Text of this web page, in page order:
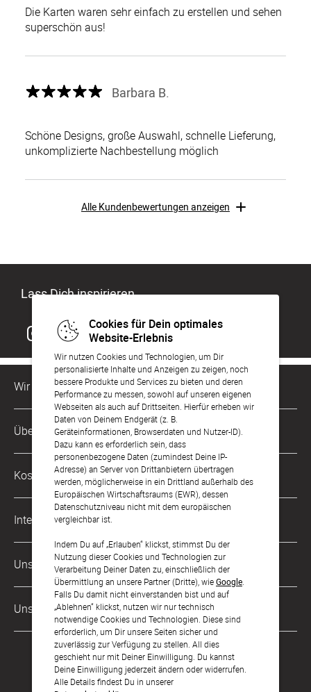
Cookies für Dein optimales
Website-Erlebnis
Wir nutzen Cookies und Technologien, um Dir
personalisierte Inhalte und Anzeigen zu zeigen, noch
bessere Produkte und Services zu bieten und deren
Performance zu messen, sowohl auf unseren eigenen
Webseiten als auch auf Drittseiten. Hierfür erheben wir
Daten von Deinem Endgerät (z. B.
Geräteinformationen, Browserdaten und Nutzer-ID).
Dazu kann es erforderlich sein, dass
personenbezogene Daten (zumindest Deine IP-
Adresse) an Server von Drittanbietern übertragen
werden, möglicherweise in ein Drittland außerhalb des
Europäischen Wirtschaftsraums (EWR), dessen
Datenschutzniveau nicht mit dem europäischen
vergleichbar ist.
Indem Du auf „Erlauben“ klickst, stimmst Du der
Nutzung dieser Cookies und Technologien zur
Verarbeitung Deiner Daten zu, einschließlich der
Übermittlung an unsere Partner (Dritte), wieGoogle
Falls Du damit nicht einverstanden bist und auf
„Ablehnen“ klickst, nutzen wir nur technisch
notwendige Cookies und Technologien. Diese sind
erforderlich, um Dir unsere Seiten sicher und
zuverlässig zur Verfügung zu stellen. All dies
geschieht nur mit Deiner Einwilligung. Du kannst
Deine Einwilligung jederzeit ändern oder widerrufen.
Alle Details findest Du in unserer
Die Karten waren sehr einfach zu erstellen und sehen
superschön aus!
Barbara B.
Schöne Designs, große Auswahl, schnelle Lieferung,
unkomplizierte Nachbestellung möglich
Alle Kundenbewertungen anzeigen
Lass Dich inspirieren
Wir sind für Dich da
Kundenservice-Hotline
0221 956 725 10
Mo. - Fr. von 9 bis 17 Uhr
kontakt@sendmoments.de
Über Uns
Philosophie
Karriere
Impressum
AGB & Widerrufsrecht
Zahlung & Versand
Datenschutz
Barrierefreiheitserklärung
LLM's
Kostenlose Services
Musterkarten
Digitale Gästelisten
FAQ & Hilfe
International
Österreich
Schweiz
Frankreich
Unsere Zahlungsarten
Unsere Partner